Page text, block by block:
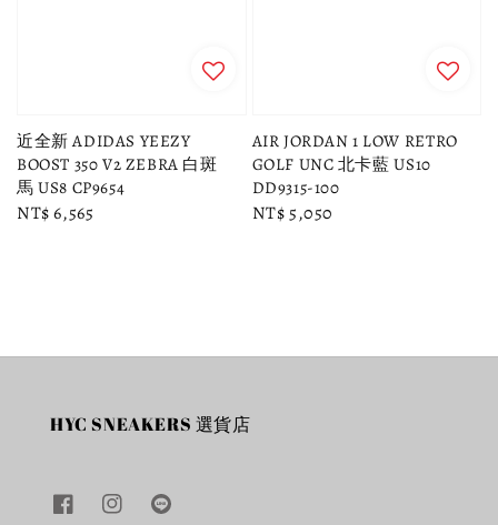
近全新 ADIDAS YEEZY
BOOST 350 V2 ZEBRA 白斑
馬 US8 CP9654
Regular
NT$ 6,565
AIR JORDAN 1 LOW RETRO
GOLF UNC 北卡藍 US10
DD9315-100
Regular
NT$ 5,050
HYC SNEAKERS 選貨店